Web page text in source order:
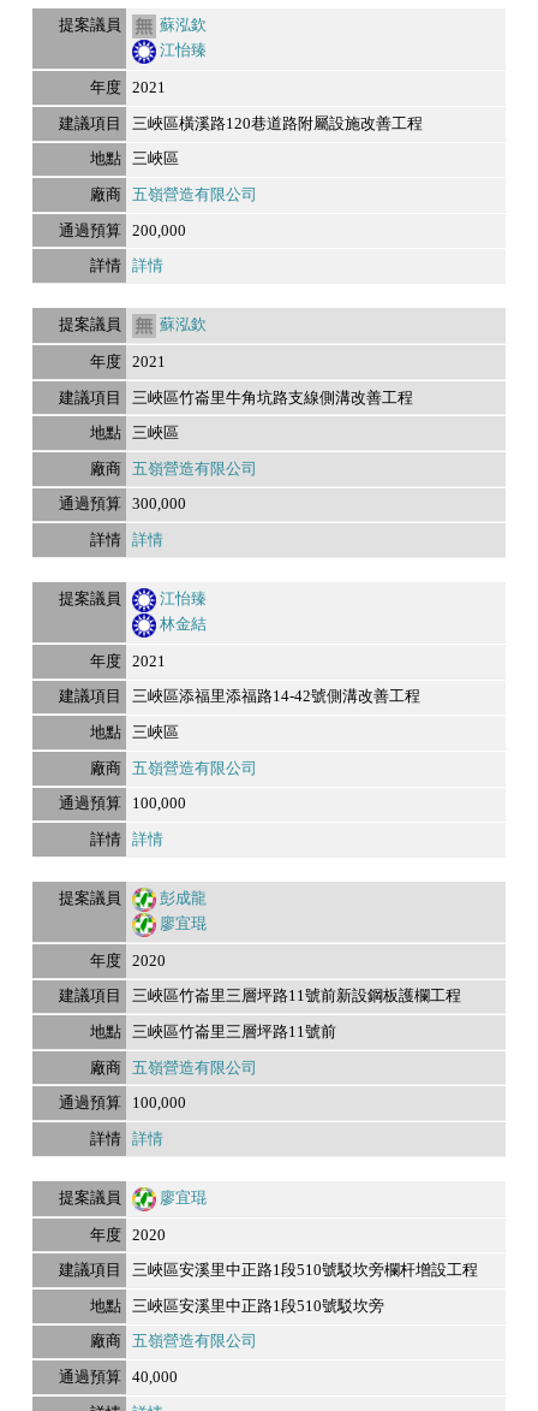
蘇泓欽
江怡臻
2021
三峽區橫溪路120巷道路附屬設施改善工程
三峽區
五嶺營造有限公司
200,000
詳情
蘇泓欽
2021
三峽區竹崙里牛角坑路支線側溝改善工程
三峽區
五嶺營造有限公司
300,000
詳情
江怡臻
林金結
2021
三峽區添福里添福路14-42號側溝改善工程
三峽區
五嶺營造有限公司
100,000
詳情
彭成龍
廖宜琨
2020
三峽區竹崙里三層坪路11號前新設鋼板護欄工程
三峽區竹崙里三層坪路11號前
五嶺營造有限公司
100,000
詳情
廖宜琨
2020
三峽區安溪里中正路1段510號駁坎旁欄杆增設工程
三峽區安溪里中正路1段510號駁坎旁
五嶺營造有限公司
40,000